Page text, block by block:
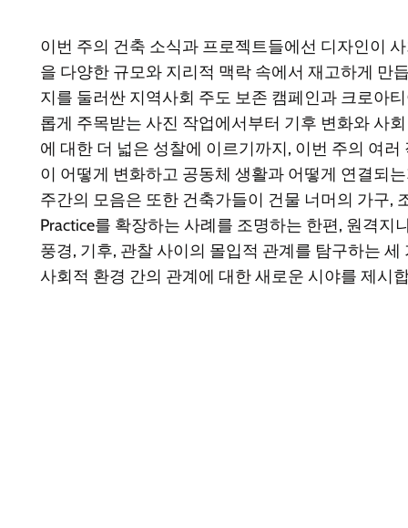
이번 주의 건축 소식과 프로젝트들에선 디자인이
을 다양한 규모와 지리적 맥락 속에서 재고하게 만
지를 둘러싼 지역사회 주도 보존 캠페인과 크로아
롭게 주목받는 사진 작업에서부터 기후 변화와 사
에 대한 더 넓은 성찰에 이르기까지, 이번 주의 여
이 어떻게 변화하고 공동체 생활과 어떻게 연결되
주간의 모음은 또한 건축가들이 건물 너머의 가구,
Practice를 확장하는 사례를 조명하는 한편, 원격지
풍경, 기후, 관찰 사이의 몰입적 관계를 탐구하는
사회적 환경 간의 관계에 대한 새로운 시야를 제시